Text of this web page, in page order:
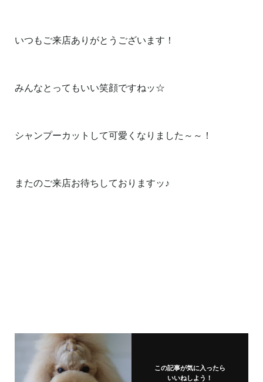
いつもご来店ありがとうございます！
みんなとってもいい笑顔ですねッ☆
シャンプーカットして可愛くなりました～～！
またのご来店お待ちしておりますッ♪
この記事が気に入ったら
いいねしよう！